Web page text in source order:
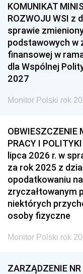
KOMUNIKAT
ROZWOJU WSI z
sprawie
podstawowych w
finansowej w
dla Wspólnej
2027
Monitor Polski rok
OBWIESZCZENIE
PRACY I
lipca 2026 r. w
za rok 2025 z
opodatkowaniu
zryczałtowanym
niektórych
osoby fizyczne
Monitor Polski rok
ZARZĄDZENIE